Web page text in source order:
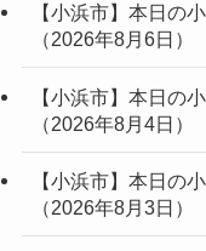
【小浜市】本日の
（2026年8月6日）
【小浜市】本日の
（2026年8月4日）
【小浜市】本日の
（2026年8月3日）